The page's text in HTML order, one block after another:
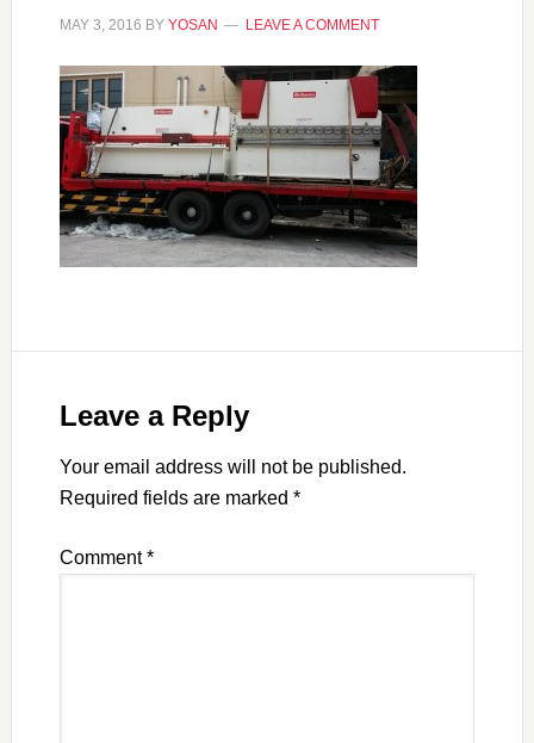
MAY 3, 2016 BY YOSAN LEAVE A COMMENT
Leave a Reply
Your email address will not be published.
Required fields are marked *
Comment*